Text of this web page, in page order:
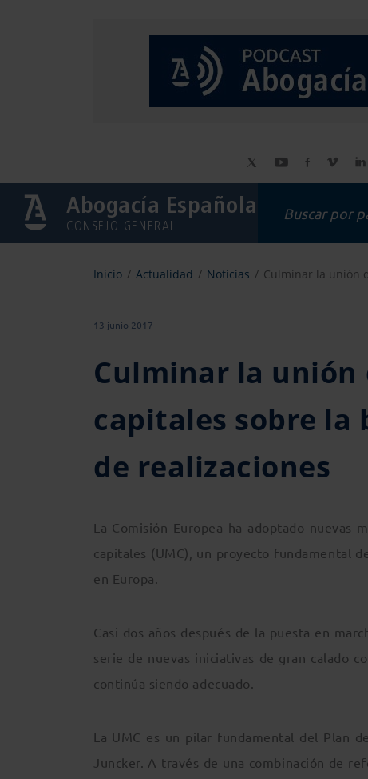
Abogacía Española
CONSEJO GENERAL
Inicio Actualidad Noticias Culminar la unión
13 junio 2017
Culminar la unión
capitales sobre la
de realizaciones
La Comisión Europea ha adoptado nuevas
capitales (UMC), un proyecto fundamental
en Europa.
Casi dos años después de la puesta en
serie de nuevas iniciativas de gran calado
continúa siendo adecuado.
La UMC es un pilar fundamental del Plan
Juncker. A través de una combinación de